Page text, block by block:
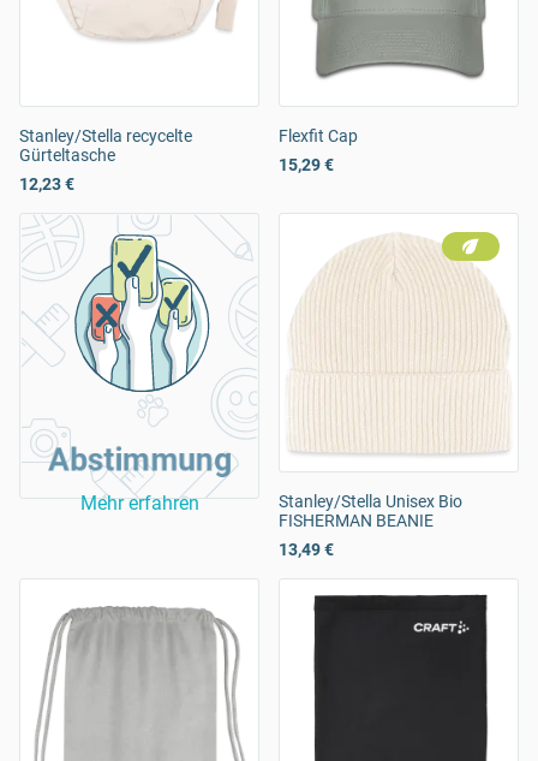
Stanley/Stella recycelte
Gürteltasche
12,23 €
Flexfit Cap
15,29 €
Abstimmung
Mehr erfahren
Stanley/Stella Unisex Bio
FISHERMAN BEANIE
13,49 €